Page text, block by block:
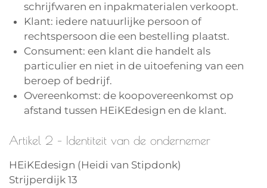
schrijfwaren en inpakmaterialen verkoopt.
Klant: iedere natuurlijke persoon of
rechtspersoon die een bestelling plaatst.
Consument: een klant die handelt als
particulier en niet in de uitoefening van een
beroep of bedrijf.
Overeenkomst: de koopovereenkomst op
afstand tussen HEiKEdesign en de klant.
Artikel 2 – Identiteit van de ondernemer
HEiKEdesign (Heidi van Stipdonk)
Strijperdijk 13